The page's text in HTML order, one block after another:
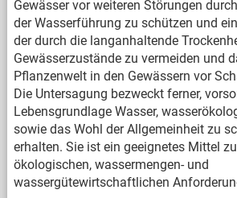
Gewässer vor weiteren Störungen
der Wasserführung zu schützen und
der durch die langanhaltende
Gewässerzustände zu vermeiden und
Pflanzenwelt in den Gewässern vor
Die Untersagung bezweckt ferner,
Lebensgrundlage Wasser,
sowie das Wohl der Allgemeinheit zu
erhalten. Sie ist ein geeignetes Mittel
ökologischen, wassermengen- und
wassergütewirtschaftlichen